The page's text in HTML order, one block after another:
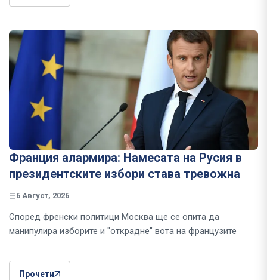
Франция алармира: Намесата на Русия в
президентските избори става тревожна
6 Август, 2026
Според френски политици Москва ще се опита да
манипулира изборите и "открадне" вота на французите
Прочети